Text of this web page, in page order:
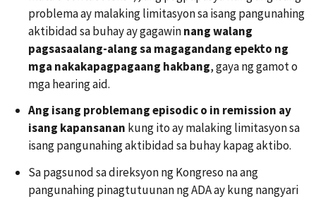
problema ay malaking limitasyon sa isang pangunahing
aktibidad sa buhay ay gagawinnang walang
pagsasaalang-alang sa magagandang epekto ng
mga nakakapagpagaang hakbang, gaya ng gamot o
mga hearing aid.
Ang isang problemang episodic o in remission ay
isang kapansanan kung ito ay malaking limitasyon sa
isang pangunahing aktibidad sa buhay kapag aktibo.
Sa pagsunod sa direksyon ng Kongreso na ang
pangunahing pinagtutuunan ng ADA ay kung nangyari